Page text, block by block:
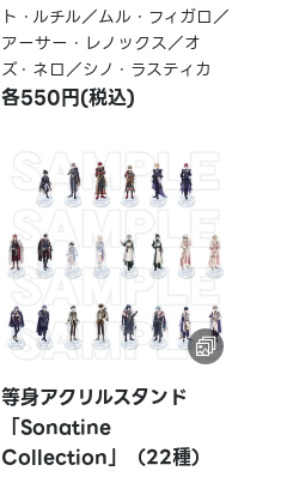
ト・ルチル／ムル・フィガロ／
アーサー・レノックス／オ
ズ・ネロ／シノ・ラスティカ
各550円(税込)
等身アクリルスタンド
「Sonatine
Collection」（22種）